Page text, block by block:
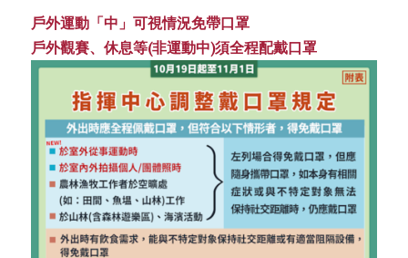
戶外運動「中」可視情況免帶口罩
戶外觀賽、休息等(非運動中)須全程配戴口罩